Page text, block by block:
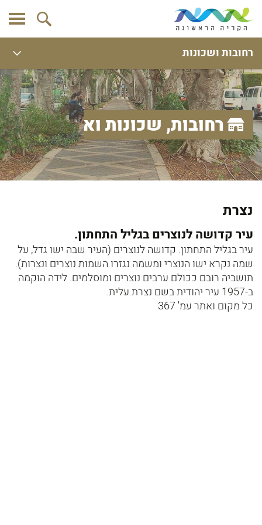
רחובות ושכונות
רחובות, שכונות ואתרים
נצרת
עיר קדושה לנוצרים בגליל התחתון.
עיר בגליל התחתון. קדושה לנוצרים (העיר שבה ישו גדל, על
שמה נקרא ישו הנוצרי ומשמה נגזרו השמות נוצרים ונצרות).
תושביה רובם ככולם ערבים נוצרים ומוסלמים. לידה הוקמה
ב-1957 עיר יהודית בשם נצרת עלית.
כל מקום ואתר עמ' 367